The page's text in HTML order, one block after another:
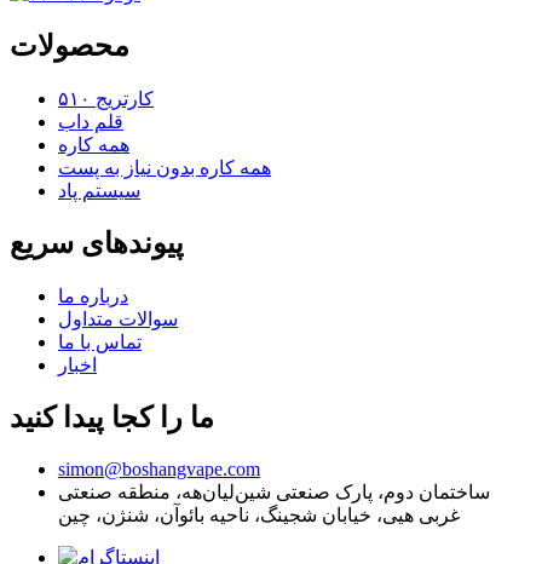
محصولات
کارتریج ۵۱۰
قلم داب
همه کاره
همه کاره بدون نیاز به پست
سیستم پاد
پیوندهای سریع
درباره ما
سوالات متداول
تماس با ما
اخبار
ما را کجا پیدا کنید
simon@boshangvape.com
ساختمان دوم، پارک صنعتی شین‌لیان‌هه، منطقه صنعتی
غربی هیی، خیابان شجینگ، ناحیه بائوآن، شنژن، چین